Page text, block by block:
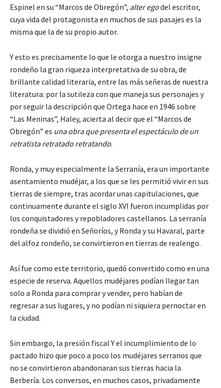
Espinel en su “Marcos de Obregón”, alter egodel escritor,
cuya vida del protagonista en muchos de sus pasajes es la
misma que la de su propio autor.
Y esto es precisamente lo que le otorga a nuestro insigne
rondeño la gran riqueza interpretativa de su obra, de
brillante calidad literaria, entre las más señeras de nuestra
literatura: por la sutileza con que maneja sus personajes y
por seguir la descripción que Ortega hace en 1946 sobre
“Las Meninas”, Haley, acierta al decir que el “Marcos de
Obregón” es una obra que presenta el espectáculo de un
retratista retratado retratando.
Ronda, y muy especialmente la Serranía, era un importante
asentamiento mudéjar, a los que se les permitió vivir en sus
tierras de siempre, tras acordar unas capitulaciones, que
continuamente durante el siglo XVI fueron incumplidas por
los conquistadores y repobladores castellanos. La serranía
rondeña se dividió en Señoríos, y Ronda y su Havaral, parte
del alfoz rondeño, se convirtieron en tierras de realengo.
Así fue como este territorio, quedó convertido como en una
especie de reserva. Aquellos mudéjares podían llegar tan
solo a Ronda para comprar y vender, pero habían de
regresar a sus lugares, y no podían ni siquiera pernoctar en
la ciudad.
Sin embargo, la presión fiscal Y el incumplimiento de lo
pactado hizo que poco a poco los mudéjares serranos que
no se convirtieron abandonaran sus tierras hacia la
Berbería. Los conversos, en muchos casos, privadamente